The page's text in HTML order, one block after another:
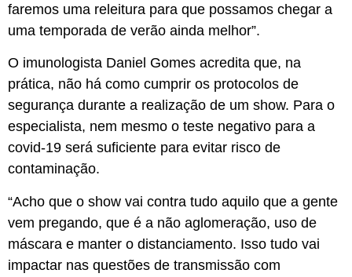
faremos uma releitura para que possamos chegar a
uma temporada de verão ainda melhor”.
O imunologista Daniel Gomes acredita que, na
prática, não há como cumprir os protocolos de
segurança durante a realização de um show. Para o
especialista, nem mesmo o teste negativo para a
covid-19 será suficiente para evitar risco de
contaminação.
“Acho que o show vai contra tudo aquilo que a gente
vem pregando, que é a não aglomeração, uso de
máscara e manter o distanciamento. Isso tudo vai
impactar nas questões de transmissão com